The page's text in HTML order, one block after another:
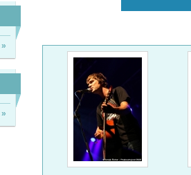
»
»